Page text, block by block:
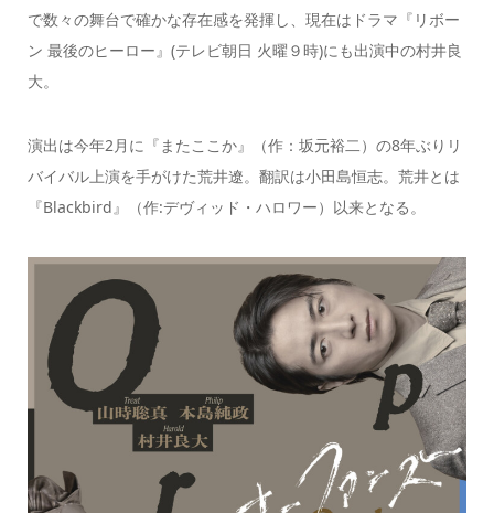
で数々の舞台で確かな存在感を発揮し、現在はドラマ『リボー
ン 最後のヒーロー』(テレビ朝日 火曜９時)にも出演中の村井良
大。
演出は今年2月に『またここか』（作：坂元裕二）の8年ぶりリ
バイバル上演を手がけた荒井遼。翻訳は小田島恒志。荒井とは
『Blackbird』（作:デヴィッド・ハロワー）以来となる。